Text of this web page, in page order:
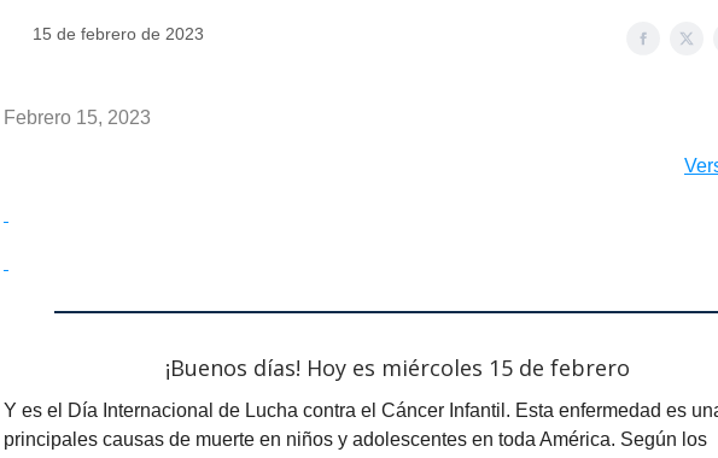
15 de febrero de 2023
Febrero 15, 2023
¡Buenos días! Hoy es miércoles 15 de febrero
Y es el Día Internacional de Lucha contra el Cáncer Infantil. Esta enfermedad es
principales causas de muerte en niños y adolescentes en toda América. Según los